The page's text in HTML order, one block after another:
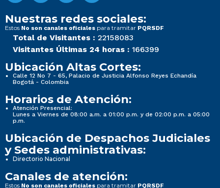
Nuestras redes sociales:
Estos No son canales oficiales para tramitar PQRSDF
Total de Visitantes : 22158083
Visitantes Últimas 24 horas : 166399
Ubicación Altas Cortes:
Calle 12 No 7 - 65, Palacio de Justicia Alfonso Reyes Echandía
Bogotá - Colombia
Horarios de Atención:
Atención Presencial:
Lunes a Viernes de 08:00 a.m. a 01:00 p.m. y de 02:00 p.m. a 05:00
p.m.
Ubicación de Despachos Judiciales
y Sedes administrativas:
Directorio Nacional
Canales de atención:
Estos No son canales oficiales para tramitar PQRSDF